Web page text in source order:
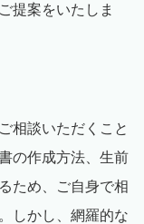
提案をいたしま
相談いただくこと
の作成方法、生前
ため、ご自身で相
しかし、網羅的な